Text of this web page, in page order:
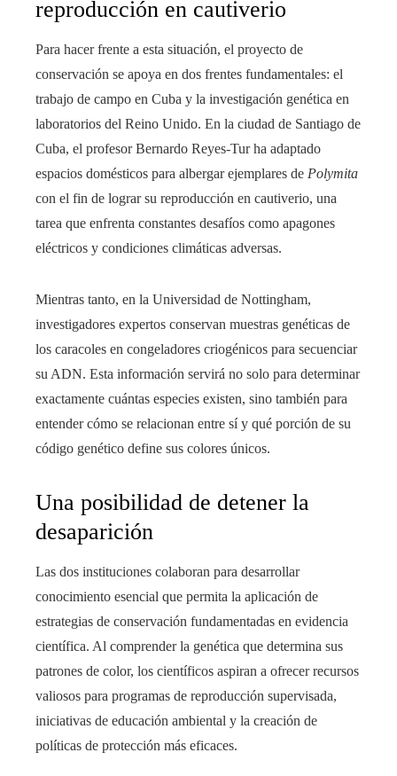
reproducción en cautiverio
Para hacer frente a esta situación, el proyecto de
conservación se apoya en dos frentes fundamentales: el
trabajo de campo en Cuba y la investigación genética en
laboratorios del Reino Unido. En la ciudad de Santiago de
Cuba, el profesor Bernardo Reyes-Tur ha adaptado
espacios domésticos para albergar ejemplares de Polymita
con el fin de lograr su reproducción en cautiverio, una
tarea que enfrenta constantes desafíos como apagones
eléctricos y condiciones climáticas adversas.
Mientras tanto, en la Universidad de Nottingham,
investigadores expertos conservan muestras genéticas de
los caracoles en congeladores criogénicos para secuenciar
su ADN. Esta información servirá no solo para determinar
exactamente cuántas especies existen, sino también para
entender cómo se relacionan entre sí y qué porción de su
código genético define sus colores únicos.
Una posibilidad de detener la
desaparición
Las dos instituciones colaboran para desarrollar
conocimiento esencial que permita la aplicación de
estrategias de conservación fundamentadas en evidencia
científica. Al comprender la genética que determina sus
patrones de color, los científicos aspiran a ofrecer recursos
valiosos para programas de reproducción supervisada,
iniciativas de educación ambiental y la creación de
políticas de protección más eficaces.